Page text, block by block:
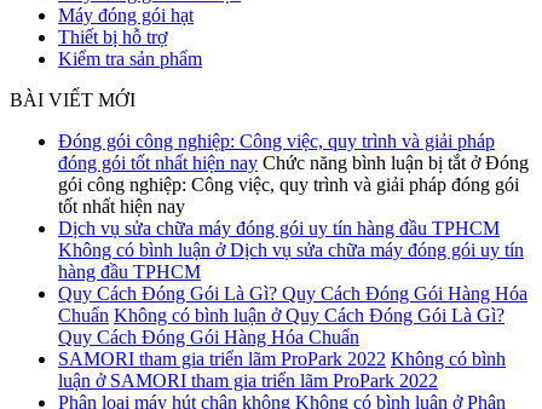
Máy đóng gói hạt
Thiết bị hỗ trợ
Kiểm tra sản phẩm
BÀI VIẾT MỚI
Đóng gói công nghiệp: Công việc, quy trình và giải pháp
đóng gói tốt nhất hiện nay Chức năng bình luận bị tắt ở Đóng
gói công nghiệp: Công việc, quy trình và giải pháp đóng gói
tốt nhất hiện nay
Dịch vụ sửa chữa máy đóng gói uy tín hàng đầu TPHCM
Không có bình luận ở Dịch vụ sửa chữa máy đóng gói uy tín
hàng đầu TPHCM
Quy Cách Đóng Gói Là Gì? Quy Cách Đóng Gói Hàng Hóa
Chuẩn Không có bình luận ở Quy Cách Đóng Gói Là Gì?
Quy Cách Đóng Gói Hàng Hóa Chuẩn
SAMORI tham gia triển lãm ProPark 2022 Không có bình
luận ở SAMORI tham gia triển lãm ProPark 2022
Phân loại máy hút chân không Không có bình luận ở Phân